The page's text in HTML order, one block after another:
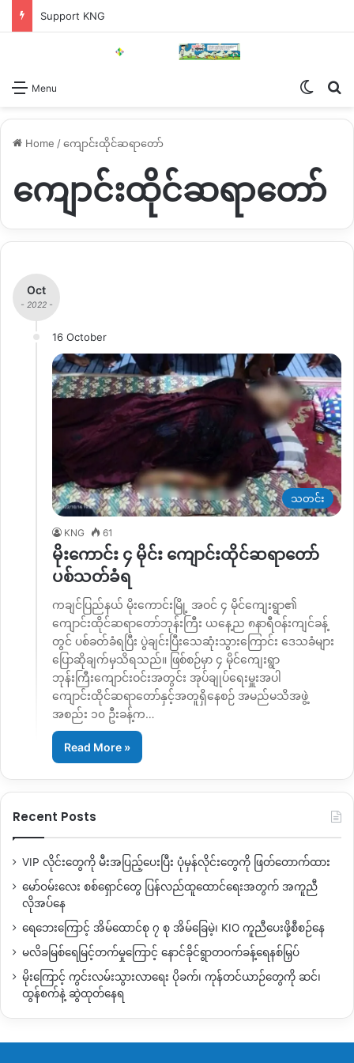
Support KNG
Menu
Home /ကျောင်းထိုင်ဆရာတော်
ကျောင်းထိုင်ဆရာတော်
Oct
- 2022 -
16 October
သတင်း
KNG 61
မိုးကောင်း ၄ မိုင်း ကျောင်းထိုင်ဆရာတော်
ပစ်သတ်ခံရ
ကချင်ပြည်နယ် မိုးကောင်းမြို့ အဝင် ၄ မိုင်ကျေးရွာ၏
ကျောင်းထိုင်ဆရာတော်ဘုန်းကြီး ယနေ့ည ၈နာရီဝန်းကျင်ခန့်
တွင် ပစ်ခတ်ခံရပြီး ပွဲချင်းပြီးသေဆုံးသွားကြောင်း ဒေသခံများ
ပြောဆိုချက်မှသိရသည်။ ဖြစ်စဉ်မှာ ၄ မိုင်ကျေးရွာ
ဘုန်းကြီးကျောင်းဝင်းအတွင်း အုပ်ချုပ်ရေးမှူးအပါ
ကျောင်းထိုင်ဆရာတော်နှင့်အတူရှိနေစဉ် အမည်မသိအဖွဲ့
အစည်း ၁၀ ဦးခန့်က…
Read More »
Recent Posts
VIP လိုင်းတွေကို မီးအပြည့်ပေးပြီး ပုံမှန်လိုင်းတွေကို ဖြတ်တောက်ထား
မော်ဝမ်းလေး စစ်ရှောင်တွေ ပြန်လည်ထူထောင်ရေးအတွက် အကူညီ
လိုအပ်နေ
ရေဘေးကြောင့် အိမ်ထောင်စု ၇ စု အိမ်ခြေမဲ့၊ KIO ကူညီပေးဖို့စီစဉ်နေ
မလိခမြစ်ရေမြင့်တက်မှုကြောင့် နောင်ခိုင်ရွာတဝက်ခန့်ရေနစ်မြှပ်
မိုးကြောင့် ကွင်းလမ်းသွားလာရေး ပိုခက်၊ ကုန်တင်ယာဉ်တွေကို ဆင်၊
ထွန်စက်နဲ့ ဆွဲထုတ်နေရ